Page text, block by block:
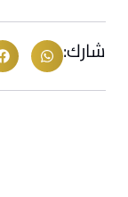
شارك: